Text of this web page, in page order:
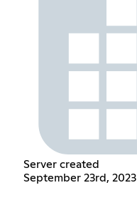
Server created
September 23rd, 2023